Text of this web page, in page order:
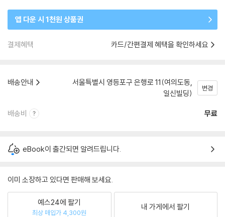
앱 다운 시 1천원 상품권
결제혜택 카드/간편결제 혜택을 확인하세요
배송안내
서울특별시 영등포구 은행로 11(여의도동,
일신빌딩)
변경
배송비 무료
eBook이 출간되면 알려드립니다.
이미 소장하고 있다면 판매해 보세요.
예스24에 팔기
최상 매입가 4,300원
내 가게에서 팔기